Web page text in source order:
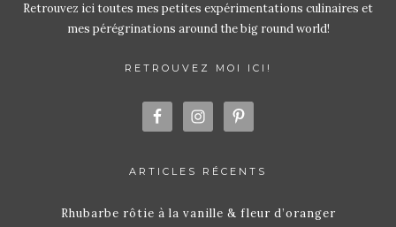
Retrouvez ici toutes mes petites expérimentations culinaires et
mes pérégrinations around the big round world!
RETROUVEZ MOI ICI!
ARTICLES RÉCENTS
Rhubarbe rôtie à la vanille & fleur d’oranger